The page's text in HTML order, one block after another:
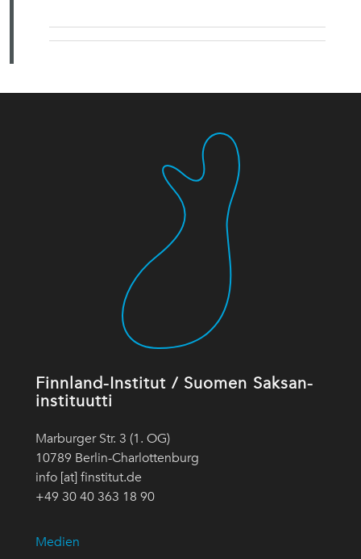
Finnland-Institut / Suomen Saksan-
instituutti
Marburger Str. 3 (1. OG)
10789 Berlin-Charlottenburg
info [at] finstitut.de
+49 30 40 363 18 90
Medien